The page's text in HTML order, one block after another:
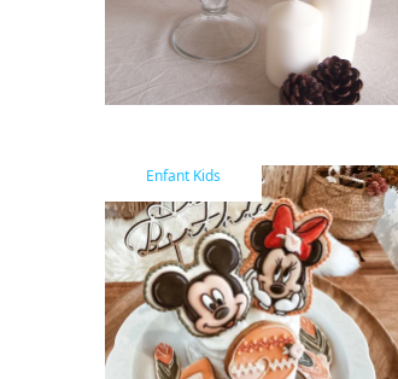
Enfant Kids